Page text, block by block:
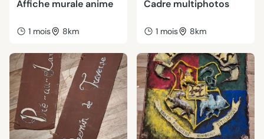
Affiche murale anime
1 mois 8km
Cadre multiphotos
1 mois 8km